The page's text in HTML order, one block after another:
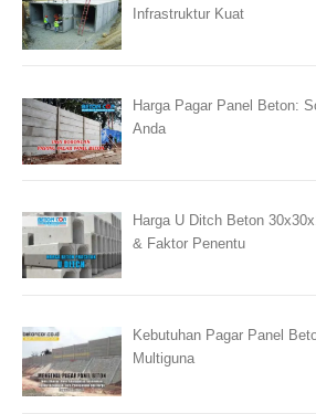
Infrastruktur Kuat
Harga Pagar Panel Beton:
Anda
Harga U Ditch Beton
& Faktor Penentu
Kebutuhan Pagar Panel
Multiguna